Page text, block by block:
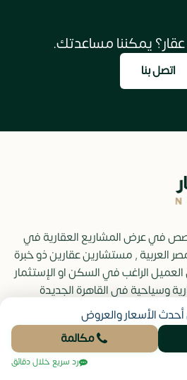
يمكننا مساعدتك.
اتصل بنا
في عرض المشاريع العقارية في
العربية , مستشارين عقارين ذو خبرة
العميل الراغب في السكن او الإستثمار
وسياحية في القاهرة الجديدة
وغيرها من المدن. لا تترد في حجز
علي معلومة ستفديك في اختيارك
الأسعار والعروض
مكالمة
رد سريع خلال دقائق